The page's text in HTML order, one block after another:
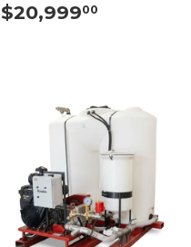
$20,99900